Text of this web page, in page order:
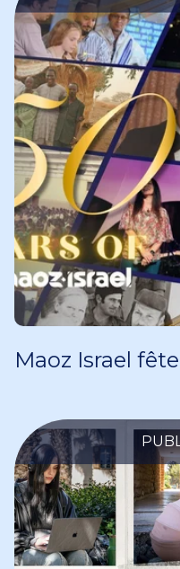
Maoz Israel